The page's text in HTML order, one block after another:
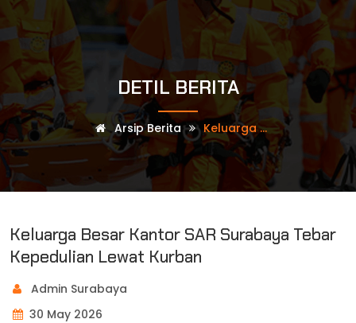
DETIL BERITA
Arsip Berita Keluarga ...
Keluarga Besar Kantor SAR Surabaya Tebar
Kepedulian Lewat Kurban
Admin Surabaya
30 May 2026